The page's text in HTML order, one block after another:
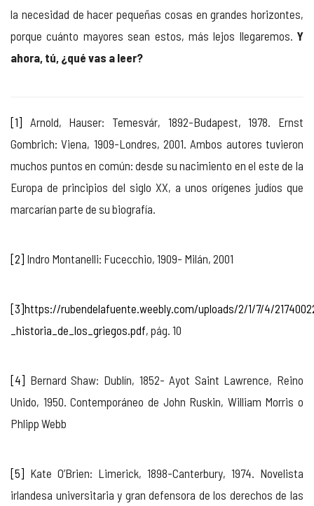
la necesidad de hacer pequeñas cosas en grandes horizontes,
porque cuánto mayores sean estos, más lejos llegaremos. Y
ahora, tú, ¿qué vas a leer?
[1] Arnold, Hauser: Temesvár, 1892-Budapest, 1978. Ernst
Gombrich: Viena, 1909-Londres, 2001. Ambos autores tuvieron
muchos puntos en común: desde su nacimiento en el este de la
Europa de principios del siglo XX, a unos orígenes judíos que
marcarían parte de su biografía.
[2] Indro Montanelli: Fucecchio, 1909- Milán, 2001
[3]https://rubendelafuente.weebly.com/uploads/2/1/7/4/
_historia_de_los_griegos.pdf, pág. 10
[4] Bernard Shaw: Dublín, 1852- Ayot Saint Lawrence, Reino
Unido, 1950. Contemporáneo de John Ruskin, William Morris o
Phlipp Webb
[5] Kate O’Brien: Limerick, 1898-Canterbury, 1974. Novelista
irlandesa universitaria y gran defensora de los derechos de las